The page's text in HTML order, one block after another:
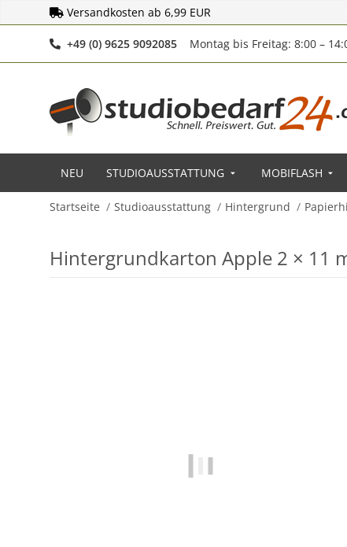
Versandkosten ab 6,99 EUR
+49 (0) 9625 9092085Telefonnummer
Montag bis Freitag: 8:00 –
NEU STUDIOAUSSTATTUNG MOBIFLASH
Startseite Studioausstattung Hintergrund
Hintergrundkarton Apple 2 × 11